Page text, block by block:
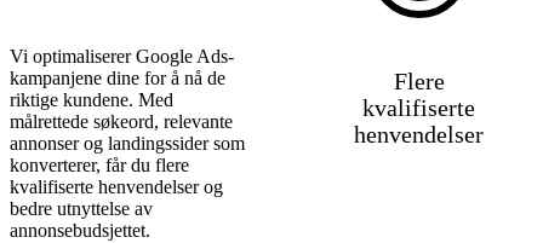
Vi optimaliserer Google Ads-
kampanjene dine for å nå de
riktige kundene. Med
målrettede søkeord, relevante
annonser og landingssider som
konverterer, får du flere
kvalifiserte henvendelser og
bedre utnyttelse av
annonsebudsjettet.
Flere
kvalifiserte
henvendelser